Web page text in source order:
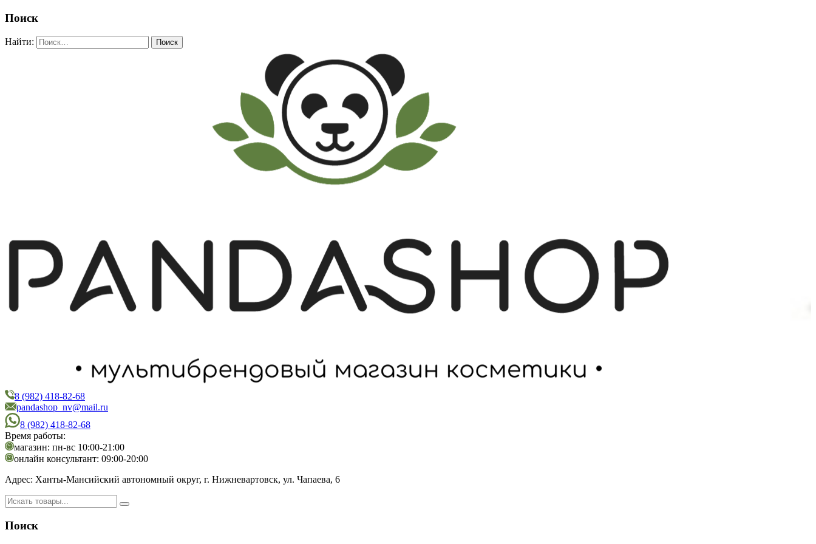
Поиск
Найти:
PandaShop
Интернет-магазин косметики
8 (982) 418-82-68
pandashop_nv@mail.ru
8 (982) 418-82-68
Время работы:
магазин: пн-вс 10:00-21:00
онлайн консультант: 09:00-20:00
Адрес: Ханты-Мансийский автономный округ, г. Нижневартовск, ул. Чапаева, 6
Поиск